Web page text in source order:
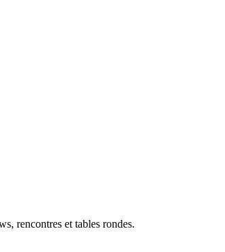
rencontres et tables rondes.